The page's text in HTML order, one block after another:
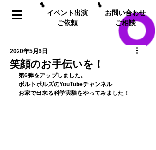
イベント出演
ご依頼
お問い合わせ
ご相談
笑顔のお手伝いを！
2020年5月6日
第6弾をアップしました。
ボルトボルズのYouTubeチャンネル
お家で出来る科学実験をやってみました！